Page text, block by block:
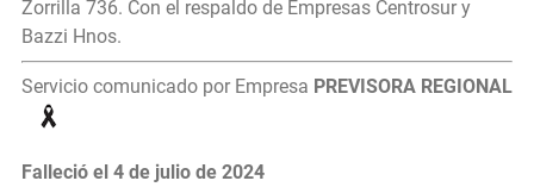
Zorrilla 736. Con el respaldo de Empresas Centrosur y
Bazzi Hnos.
Servicio comunicado por Empresa PREVISORA REGIONAL
Falleció el 4 de julio de 2024